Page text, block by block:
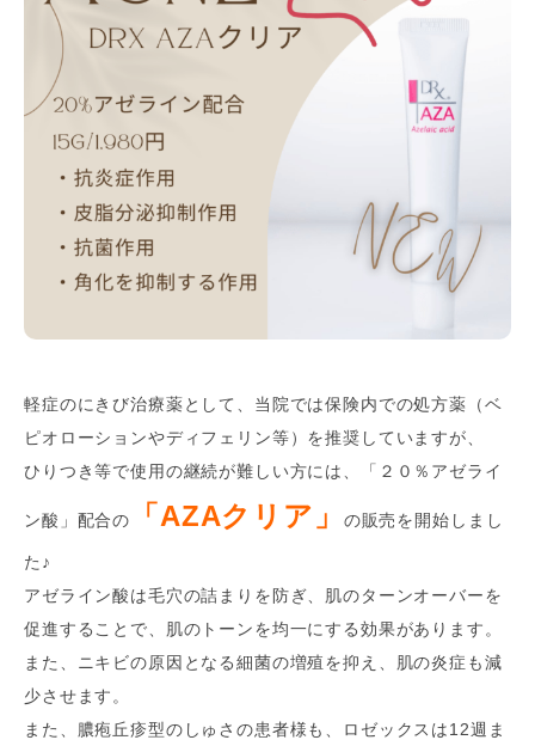
軽症のにきび治療薬として、当院では保険内での処方薬（ベ
ピオローションやディフェリン等）を推奨していますが、
ひりつき等で使用の継続が難しい方には、「２０％アゼライ
ン酸」配合の 「AZAクリア」 の販売を開始しまし
た♪
アゼライン酸は毛穴の詰まりを防ぎ、肌のターンオーバーを
促進することで、肌のトーンを均一にする効果があります。
また、ニキビの原因となる細菌の増殖を抑え、肌の炎症も減
少させます。
また、膿疱丘疹型のしゅさの患者様も、ロゼックスは12週ま